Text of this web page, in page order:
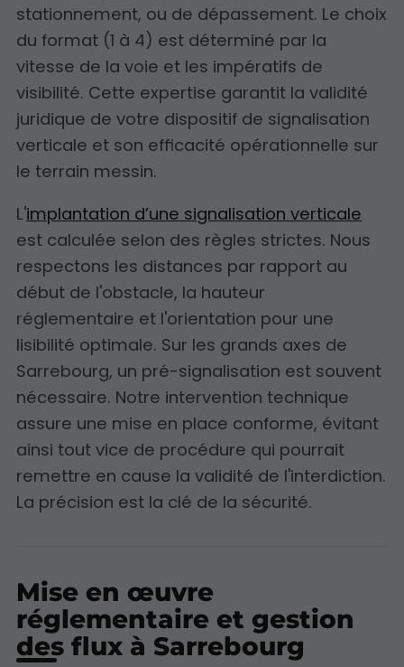
stationnement, ou de dépassement. Le choix
du format (1 à 4) est déterminé par la
vitesse de la voie et les impératifs de
visibilité. Cette expertise garantit la validité
juridique de votre dispositif de signalisation
verticale et son efficacité opérationnelle sur
le terrain messin.
L'implantation d’une signalisation verticale
est calculée selon des règles strictes. Nous
respectons les distances par rapport au
début de l'obstacle, la hauteur
réglementaire et l'orientation pour une
lisibilité optimale. Sur les grands axes de
Sarrebourg, un pré-signalisation est souvent
nécessaire. Notre intervention technique
assure une mise en place conforme, évitant
ainsi tout vice de procédure qui pourrait
remettre en cause la validité de l'interdiction.
La précision est la clé de la sécurité.
Mise en œuvre
réglementaire et gestion
des flux à Sarrebourg